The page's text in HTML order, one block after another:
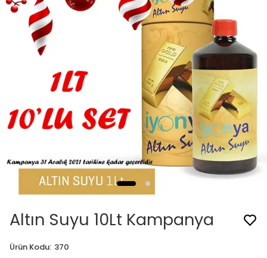
Altın Suyu 10Lt Kampanya
Ürün Kodu: 370